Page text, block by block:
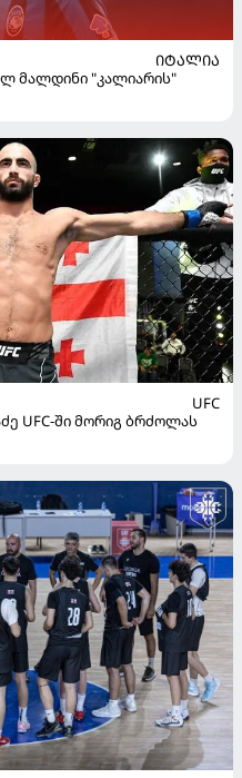
ᲘᲢᲐᲚᲘᲐ
მალდინი "კალიარის"
UFC
UFC-ში მორიგ ბრძოლას